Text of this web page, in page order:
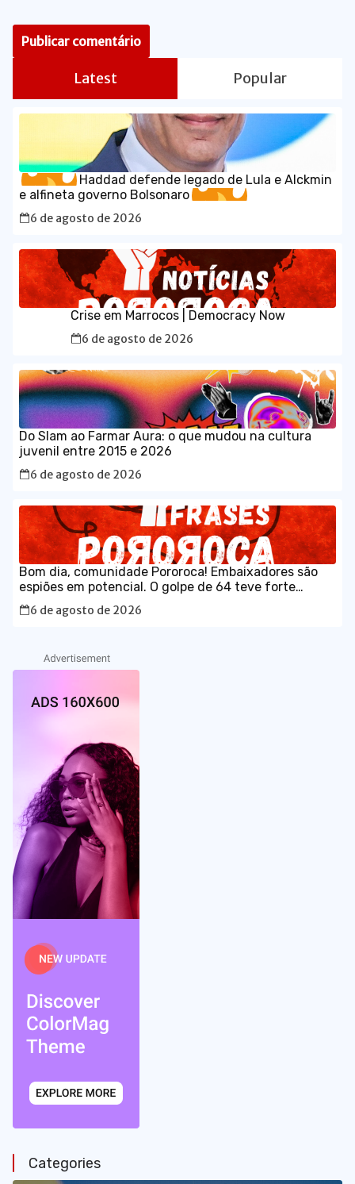
Latest Popular
Haddad defende legado de Lula e Alckmin
e alfineta governo Bolsonaro
6 de agosto de 2026
Crise em Marrocos | Democracy Now
6 de agosto de 2026
Do Slam ao Farmar Aura: o que mudou na cultura
juvenil entre 2015 e 2026
6 de agosto de 2026
Bom dia, comunidade Pororoca! Embaixadores são
espiões em potencial. O golpe de 64 teve forte
participação da embaixada estadunidense; o
governo está certíssimo em ser rigoroso na
6 de agosto de 2026
Categories